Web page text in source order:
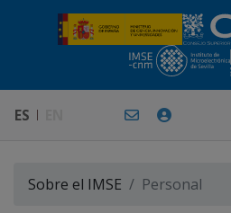
ES
Sobre el IMSE Personal